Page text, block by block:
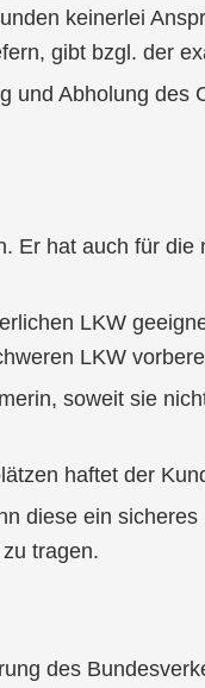
keinerlei
gibt bzgl. der
und Abholung des
Er hat auch für die
LKW
LKW
soweit sie
haftet der
diese ein
tragen.
des